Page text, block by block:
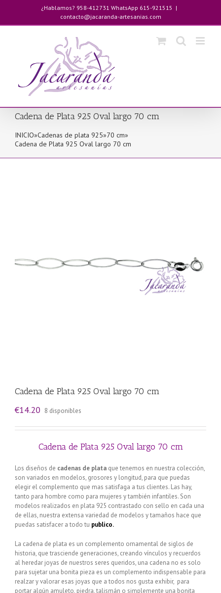
contenido
¿Hablamos? 958-412731 WhatsApp 615-921515 |
contacto@jacaranda-artesanias.com
Cadena de Plata 925 Oval largo 70 cm
INICIO»Cadenas de plata 925»70 cm»
Cadena de Plata 925 Oval largo 70 cm
Cadena de Plata 925 Oval largo 70 cm
€14.20 8 disponibles
Cadena de Plata 925 Oval largo 70 cm
Los diseños de cadenas de plata que tenemos en nuestra colección,
son variados en modelos, grosores y longitud, para que puedas
elegir el complemento que mas satisfaga a tus clientes. Las hay,
tanto para hombre como para mujeres y también infantiles. Son
modelos realizados en plata 925 contrastado con sello en cada una
de ellas, nuestra extensa variedad de modelos y tamaños hace que
puedas satisfacer a todo tu publico.
La cadena de plata es un complemento ornamental de siglos de
historia, que trasciende generaciones, creando vínculos y recuerdos
al heredar joyas de nuestros seres queridos, una cadena no es solo
para sujetar una bonita pieza es un complemento indispensable para
realzar y valorar esas joyas que a todos nos gusta exhibir, para
portar algún amuleto, piedra, talismán o simplemente una bonita